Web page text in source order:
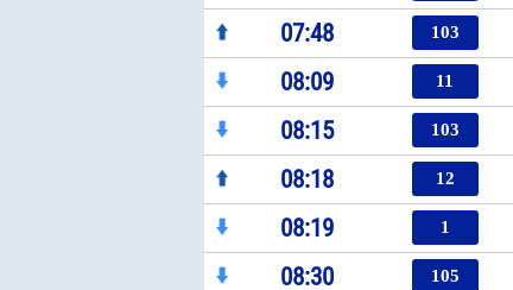
07:48 103
08:09 11
08:15 103
08:18 12
08:19 1
08:30 105